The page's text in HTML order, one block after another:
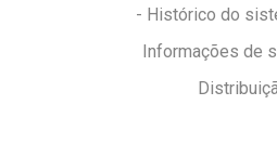
- Histórico do
Informações de